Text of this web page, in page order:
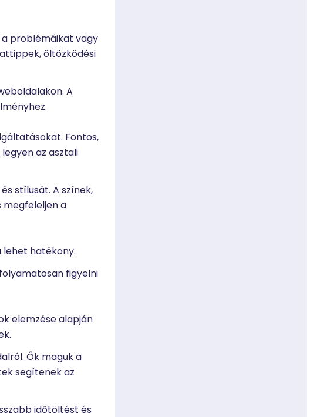
problémáikat vagy
öltözködési
A
Fontos,
az asztali
és stílusát. A színek,
megfeleljen a
lehet hatékony.
figyelni
elemzése alapján
Ők maguk a
segítenek az
időtöltést és